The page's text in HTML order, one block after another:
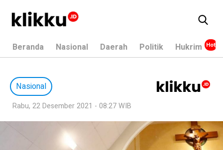
Beranda Nasional Daerah Politik Hukrim
Nasional
Rabu, 22 Desember 2021 - 08:27 WIB